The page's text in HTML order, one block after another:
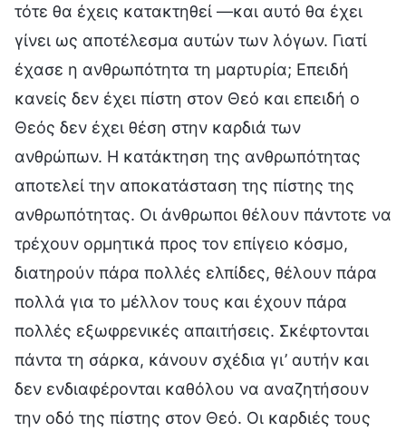
τότε θα έχεις κατακτηθεί —και αυτό θα έχει
γίνει ως αποτέλεσμα αυτών των λόγων. Γιατί
έχασε η ανθρωπότητα τη μαρτυρία; Επειδή
κανείς δεν έχει πίστη στον Θεό και επειδή ο
Θεός δεν έχει θέση στην καρδιά των
ανθρώπων. Η κατάκτηση της ανθρωπότητας
αποτελεί την αποκατάσταση της πίστης της
ανθρωπότητας. Οι άνθρωποι θέλουν πάντοτε να
τρέχουν ορμητικά προς τον επίγειο κόσμο,
διατηρούν πάρα πολλές ελπίδες, θέλουν πάρα
πολλά για το μέλλον τους και έχουν πάρα
πολλές εξωφρενικές απαιτήσεις. Σκέφτονται
πάντα τη σάρκα, κάνουν σχέδια γι’ αυτήν και
δεν ενδιαφέρονται καθόλου να αναζητήσουν
την οδό της πίστης στον Θεό. Οι καρδιές τους